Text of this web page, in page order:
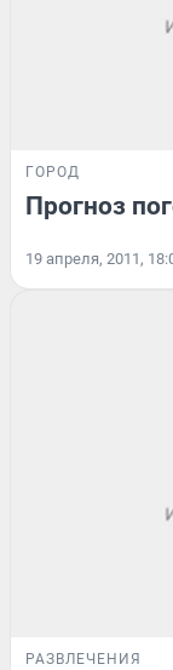
ГОРОД
Прогноз
19 апреля, 2011,
РАЗВЛЕЧЕНИЯ